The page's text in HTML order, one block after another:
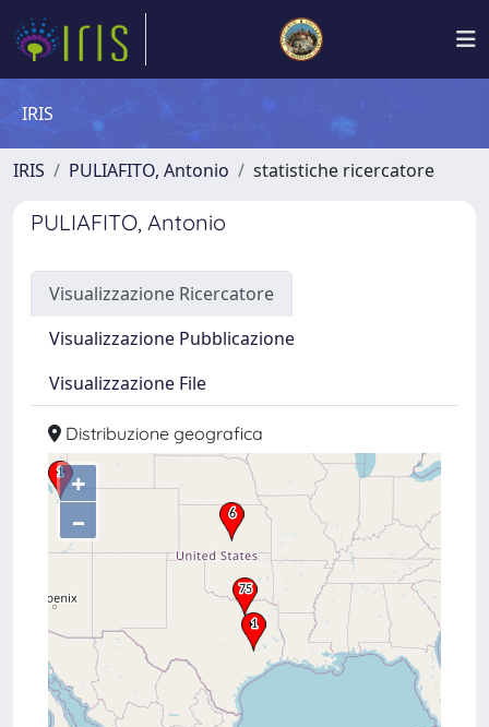
IRIS
IRIS PULIAFITO, Antonio statistiche ricercatore
PULIAFITO, Antonio
Visualizzazione Ricercatore
Visualizzazione Pubblicazione
Visualizzazione File
Distribuzione geografica
+
–